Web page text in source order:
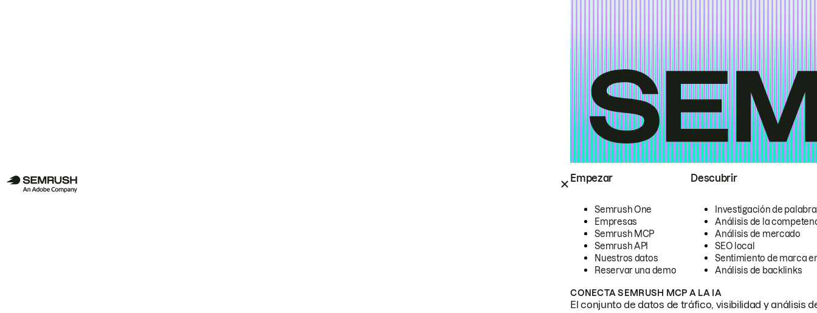
Empezar
Semrush One
Empresas
Semrush MCP
Semrush API
Nuestros datos
Reservar una demo
Descubrir
Investigación de
Análisis de la
Análisis de mercado
SEO local
Sentimiento de marca
Análisis de backlinks
CONECTA SEMRUSH MCP A LA IA
El conjunto de datos de tráfico, visibilidad y análisis